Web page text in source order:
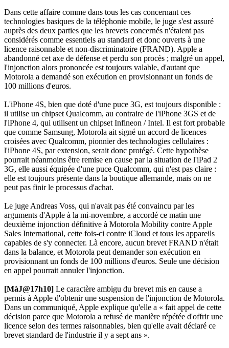
Dans cette affaire comme dans tous les cas concernant ces
technologies basiques de la téléphonie mobile, le juge s'est assuré
auprès des deux parties que les brevets concernés n'étaient pas
considérés comme essentiels au standard et donc ouverts à une
licence raisonnable et non-discriminatoire (FRAND). Apple a
abandonné cet axe de défense et perdu son procès ; malgré un appel,
l'injonction alors prononcée est toujours valable, d'autant que
Motorola a demandé son exécution en provisionnant un fonds de
100 millions d'euros.
L'iPhone 4S, bien que doté d'une puce 3G, est toujours disponible :
il utilise un chipset Qualcomm, au contraire de l'iPhone 3GS et de
l'iPhone 4, qui utilisent un chipset Infineon / Intel. Il est fort probable
que comme Samsung, Motorola ait signé un accord de licences
croisées avec Qualcomm, pionnier des technologies cellulaires :
l'iPhone 4S, par extension, serait donc protégé. Cette hypothèse
pourrait néanmoins être remise en cause par la situation de l'iPad 2
3G, elle aussi équipée d'une puce Qualcomm, qui n'est pas claire :
elle est toujours présente dans la boutique allemande, mais on ne
peut pas finir le processus d'achat.
Le juge Andreas Voss, qui n'avait pas été convaincu par les
arguments d'Apple à la mi-novembre, a accordé ce matin une
deuxième injonction définitive à Motorola Mobility contre Apple
Sales International, cette fois-ci contre iCloud et tous les appareils
capables de s'y connecter. Là encore, aucun brevet FRAND n'était
dans la balance, et Motorola peut demander son exécution en
provisionnant un fonds de 100 millions d'euros. Seule une décision
en appel pourrait annuler l'injonction.
[MàJ@17h10] Le caractère ambigu du brevet mis en cause a
permis à Apple d'obtenir une suspension de l'injonction de Motorola.
Dans un communiqué, Apple explique qu'elle a « fait appel de cette
décision parce que Motorola a refusé de manière répétée d'offrir une
licence selon des termes raisonnables, bien qu'elle avait déclaré ce
brevet standard de l'industrie il y a sept ans ».